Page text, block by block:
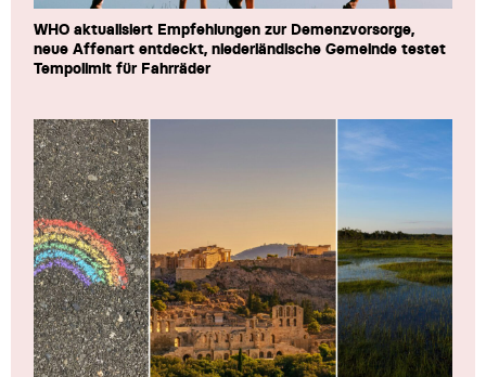
WHO aktualisiert Empfehlungen zur Demenzvorsorge,
neue Affenart entdeckt, niederländische Gemeinde testet
Tempolimit für Fahrräder